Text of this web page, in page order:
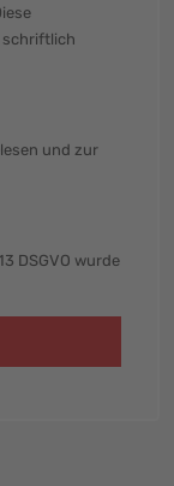
schriftlich
und zur
DSGVO wurde